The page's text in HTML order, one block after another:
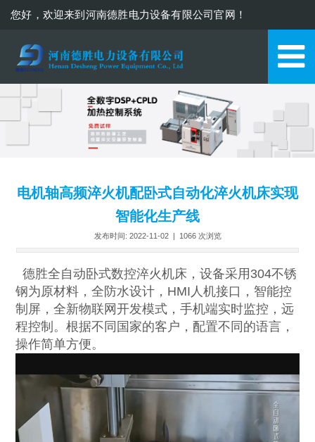
您好，欢迎来到河南德胜电力设备有限公司官网！
13937110571
电机轴高频淬火机配卧式自动化淬火机床实现
智能化生产线
发布时间: 2022-11-02 | 1066次浏览
德胜全自动卧式数控淬火机床，设备采用304不锈
钢为原材料，全防水设计，HMI人机接口，智能控
制屏，全新物联网开发模式，手机端实时监控，远
程控制。根据不同国家的客户，配置不同的语言，
操作简单方便。